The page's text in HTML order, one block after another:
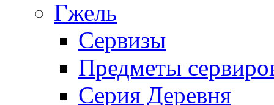
Гжель
Сервизы
Предметы
Серия Деревня